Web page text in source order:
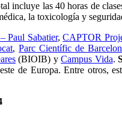
incluye las 40 horas de
la toxicología y
Paul Sabatier,CAPTOR
,Parc Científic de
(BIOIB) yCampus Vida.
de Europa. Entre